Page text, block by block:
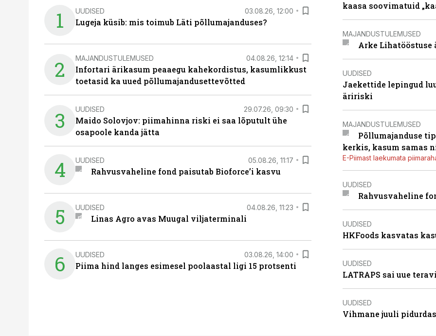
1 UUDISED 03.08.26, 12:00
Lugeja küsib: mis toimub Läti põllumajanduses?
2 MAJANDUSTULEMUSED 04.08.26, 12:14
Infortari ärikasum peaaegu kahekordistus, kasumlikkust
toetasid ka uued põllumajandusettevõtted
3 UUDISED 29.07.26, 09:30
Maido Solovjov: piimahinna riski ei saa lõputult ühe
osapoole kanda jätta
4 UUDISED 05.08.26, 11:17
Rahvusvaheline fond paisutab Bioforce’i kasvu
5 UUDISED 04.08.26, 11:23
Linas Agro avas Muugal viljaterminali
6 UUDISED 03.08.26, 14:00
Piima hind langes esimesel poolaastal ligi 15 protsenti
kaasa soovimatuid
MAJANDUSTULEMUSED
Arke Lihatööstuse
UUDISED
Jaekettide lepingud
äririski
MAJANDUSTULEMUSED
Põllumajanduse
kerkis, kasum samas
E-Piimast laekumata
UUDISED
Rahvusvaheline
UUDISED
HKFoods kasvatas
UUDISED
LATRAPS sai uue
UUDISED
Vihmane juuli